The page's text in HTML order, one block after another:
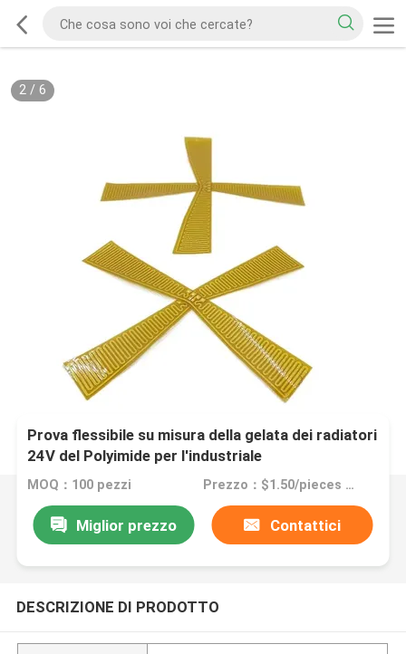
2/ 6
Prova flessibile su misura della gelata dei radiatori
24V del Polyimide per l'industriale
MOQ：100 pezzi Prezzo：$1.50/pieces 100-199 pieces
Miglior prezzo Contattici
DESCRIZIONE DI PRODOTTO